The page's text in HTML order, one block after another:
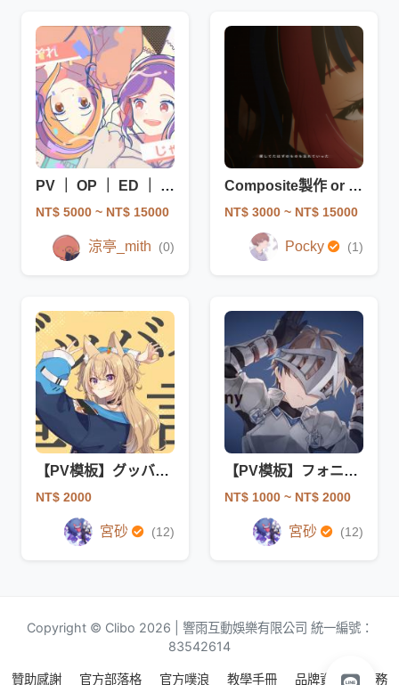
PV ｜ OP ｜ ED ｜ 轉場等 製作
NT$ 5000 ~ NT$ 15000
涼亭_mith (0)
Composite製作 or PV製作
NT$ 3000 ~ NT$ 15000
Pocky (1)
【PV模板】グッバイ宣言
NT$ 2000
宮砂 (12)
【PV模板】フォニイ / phony
NT$ 1000 ~ NT$ 2000
宮砂 (12)
Copyright © Clibo 2026 | 響雨互動娛樂有限公司 統一編號：
83542614
贊助感謝 官方部落格 官方噗浪 教學手冊 品牌資源 服務